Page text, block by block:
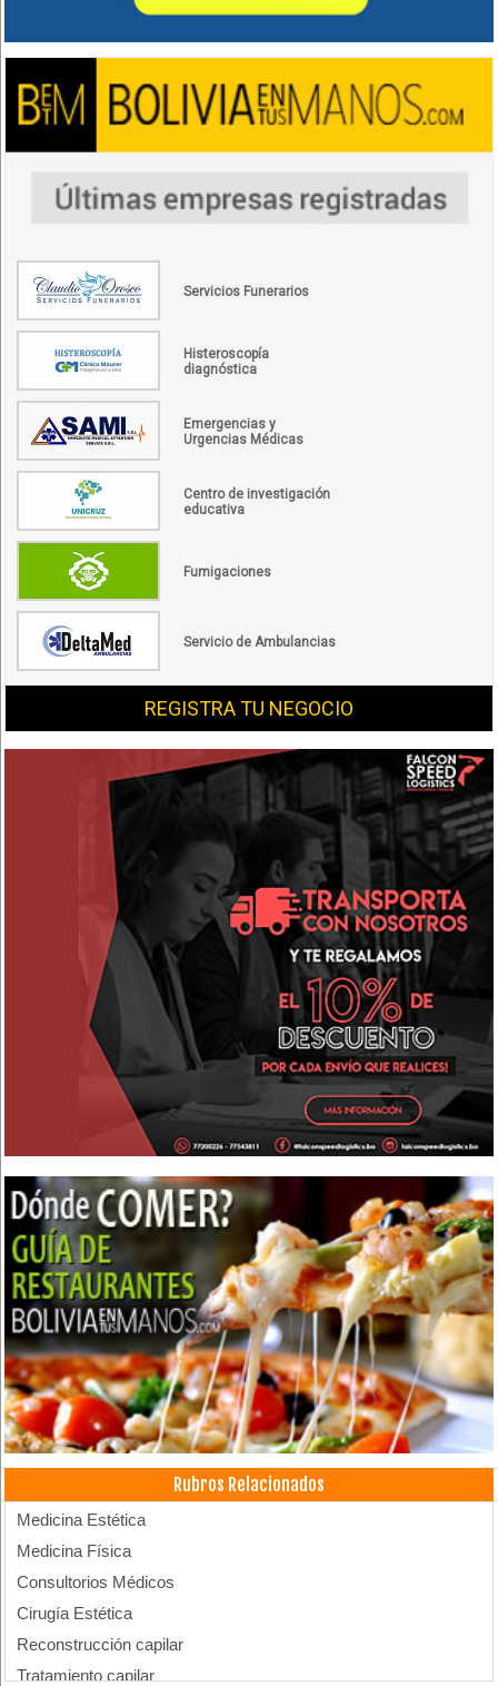
Servicios Funerarios
Histeroscopía
diagnóstica
Emergencias y
Urgencias Médicas
Centro de investigación
educativa
Fumigaciones
Servicio de Ambulancias
REGISTRA TU NEGOCIO
Rubros Relacionados
Medicina Estética
Medicina Física
Consultorios Médicos
Cirugía Estética
Reconstrucción capilar
Tratamiento capilar